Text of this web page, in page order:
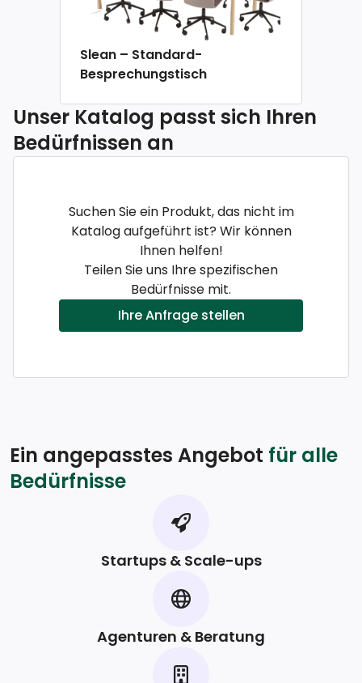
Slean – Standard-
Besprechungstisch
Unser Katalog passt sich Ihren
Bedürfnissen an
Suchen Sie ein Produkt, das nicht im
Katalog aufgeführt ist? Wir können
Ihnen helfen!
Teilen Sie uns Ihre spezifischen
Bedürfnisse mit.
Ihre Anfrage stellen
Ein angepasstes Angebot für alle
Bedürfnisse
Startups & Scale-ups
Agenturen & Beratung